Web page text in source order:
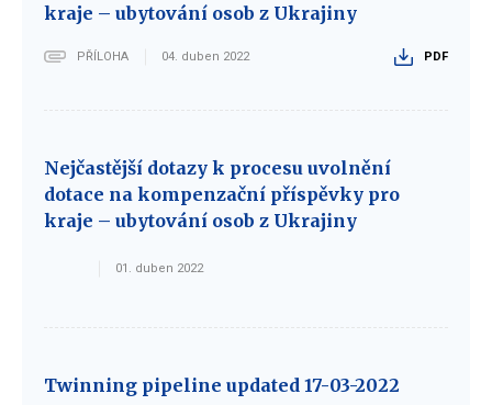
kraje – ubytování osob z Ukrajiny
PŘÍLOHA 04. duben 2022 PDF
Nejčastější dotazy k procesu uvolnění
dotace na kompenzační příspěvky pro
kraje – ubytování osob z Ukrajiny
01. duben 2022
Twinning pipeline updated 17-03-2022